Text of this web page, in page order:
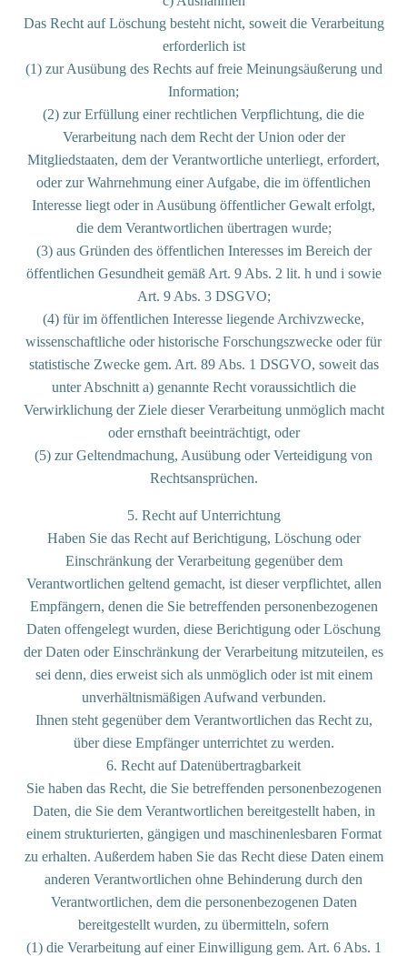
Das Recht auf Löschung besteht nicht, soweit die Verarbeitung
erforderlich ist
(1) zur Ausübung des Rechts auf freie Meinungsäußerung und
Information;
(2) zur Erfüllung einer rechtlichen Verpflichtung, die die
Verarbeitung nach dem Recht der Union oder der
Mitgliedstaaten, dem der Verantwortliche unterliegt, erfordert,
oder zur Wahrnehmung einer Aufgabe, die im öffentlichen
Interesse liegt oder in Ausübung öffentlicher Gewalt erfolgt,
die dem Verantwortlichen übertragen wurde;
(3) aus Gründen des öffentlichen Interesses im Bereich der
öffentlichen Gesundheit gemäß Art. 9 Abs. 2 lit. h und i sowie
Art. 9 Abs. 3 DSGVO;
(4) für im öffentlichen Interesse liegende Archivzwecke,
wissenschaftliche oder historische Forschungszwecke oder für
statistische Zwecke gem. Art. 89 Abs. 1 DSGVO, soweit das
unter Abschnitt a) genannte Recht voraussichtlich die
Verwirklichung der Ziele dieser Verarbeitung unmöglich macht
oder ernsthaft beeinträchtigt, oder
(5) zur Geltendmachung, Ausübung oder Verteidigung von
Rechtsansprüchen.
5. Recht auf Unterrichtung
Haben Sie das Recht auf Berichtigung, Löschung oder
Einschränkung der Verarbeitung gegenüber dem
Verantwortlichen geltend gemacht, ist dieser verpflichtet, allen
Empfängern, denen die Sie betreffenden personenbezogenen
Daten offengelegt wurden, diese Berichtigung oder Löschung
der Daten oder Einschränkung der Verarbeitung mitzuteilen, es
sei denn, dies erweist sich als unmöglich oder ist mit einem
unverhältnismäßigen Aufwand verbunden.
Ihnen steht gegenüber dem Verantwortlichen das Recht zu,
über diese Empfänger unterrichtet zu werden.
6. Recht auf Datenübertragbarkeit
Sie haben das Recht, die Sie betreffenden personenbezogenen
Daten, die Sie dem Verantwortlichen bereitgestellt haben, in
einem strukturierten, gängigen und maschinenlesbaren Format
zu erhalten. Außerdem haben Sie das Recht diese Daten einem
anderen Verantwortlichen ohne Behinderung durch den
Verantwortlichen, dem die personenbezogenen Daten
bereitgestellt wurden, zu übermitteln, sofern
(1) die Verarbeitung auf einer Einwilligung gem. Art. 6 Abs. 1